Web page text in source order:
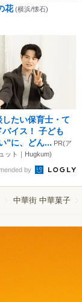
花 (横浜/懐石)
たい保育士・て
バイス！ 子ども
”に、どん... PR(ア
ット｜Hugkum)
by
中華街 中華菓子